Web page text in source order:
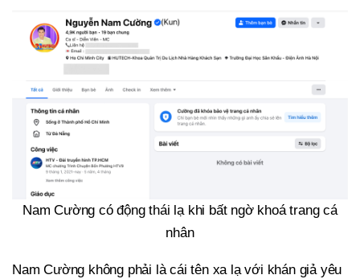
Nam Cường có động thái lạ khi bất ngờ khoá trang cá
nhân
Nam Cường không phải là cái tên xa lạ với khán giả yêu